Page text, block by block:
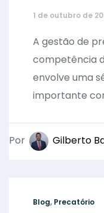
1 de outubro de
A gestão de
competência
envolve uma
importante
Por Gilberto
Blog, Precatório